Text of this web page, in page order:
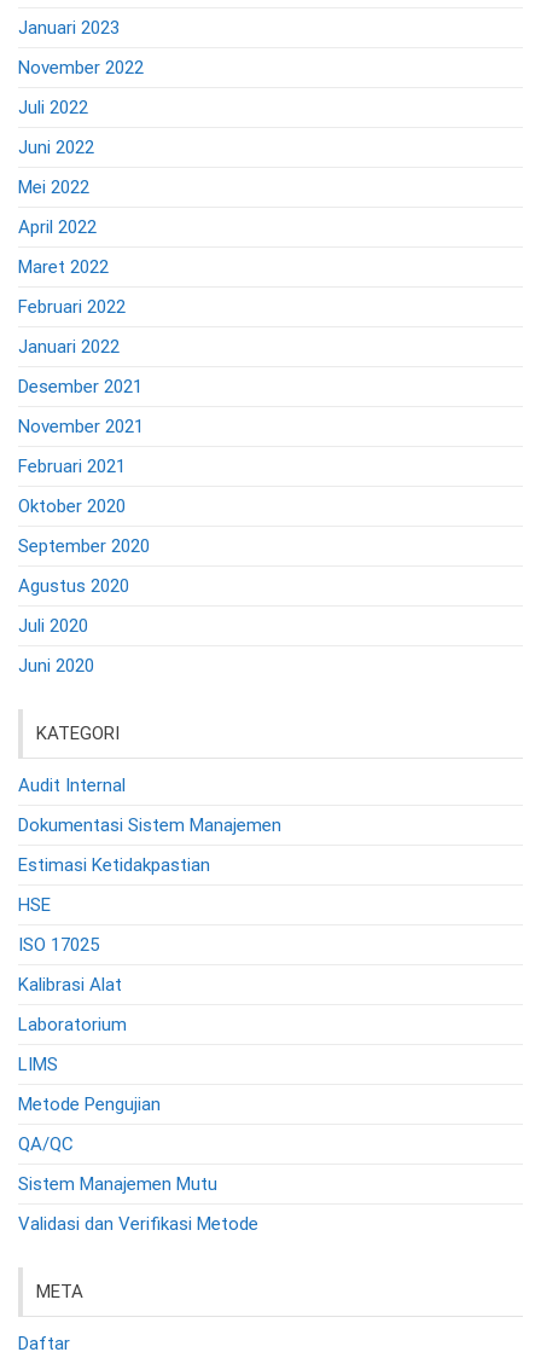
Januari 2023
November 2022
Juli 2022
Juni 2022
Mei 2022
April 2022
Maret 2022
Februari 2022
Januari 2022
Desember 2021
November 2021
Februari 2021
Oktober 2020
September 2020
Agustus 2020
Juli 2020
Juni 2020
KATEGORI
Audit Internal
Dokumentasi Sistem Manajemen
Estimasi Ketidakpastian
HSE
ISO 17025
Kalibrasi Alat
Laboratorium
LIMS
Metode Pengujian
QA/QC
Sistem Manajemen Mutu
Validasi dan Verifikasi Metode
META
Daftar